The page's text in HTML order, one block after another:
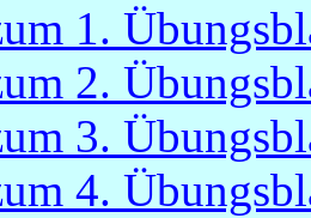
1.
2.
3.
4.